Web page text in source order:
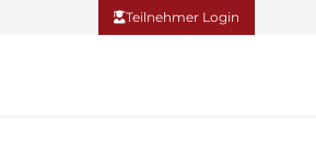
Teilnehmer Login